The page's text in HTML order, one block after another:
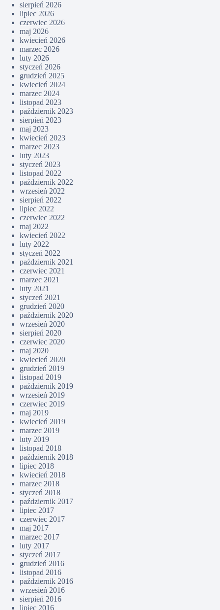
sierpień 2026
lipiec 2026
czerwiec 2026
maj 2026
kwiecień 2026
marzec 2026
luty 2026
styczeń 2026
grudzień 2025
kwiecień 2024
marzec 2024
listopad 2023
październik 2023
sierpień 2023
maj 2023
kwiecień 2023
marzec 2023
luty 2023
styczeń 2023
listopad 2022
październik 2022
wrzesień 2022
sierpień 2022
lipiec 2022
czerwiec 2022
maj 2022
kwiecień 2022
luty 2022
styczeń 2022
październik 2021
czerwiec 2021
marzec 2021
luty 2021
styczeń 2021
grudzień 2020
październik 2020
wrzesień 2020
sierpień 2020
czerwiec 2020
maj 2020
kwiecień 2020
grudzień 2019
listopad 2019
październik 2019
wrzesień 2019
czerwiec 2019
maj 2019
kwiecień 2019
marzec 2019
luty 2019
listopad 2018
październik 2018
lipiec 2018
kwiecień 2018
marzec 2018
styczeń 2018
październik 2017
lipiec 2017
czerwiec 2017
maj 2017
marzec 2017
luty 2017
styczeń 2017
grudzień 2016
listopad 2016
październik 2016
wrzesień 2016
sierpień 2016
lipiec 2016